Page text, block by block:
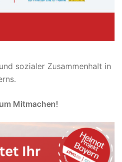
sozialer Zusammenhalt in
Mitmachen!